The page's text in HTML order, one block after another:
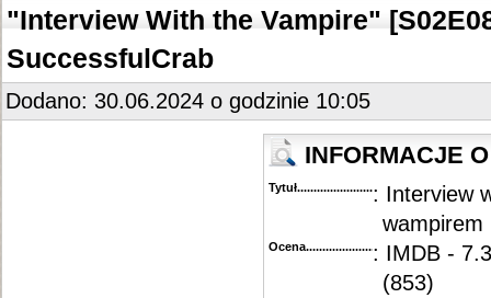
"Interview With the Vampire"
SuccessfulCrab
Dodano: 30.06.2024 o godzinie 10:05
INFORMACJE
Tytuł............................................
: Interview
wampirem
Ocena.............................................
: IMDB -
(853)